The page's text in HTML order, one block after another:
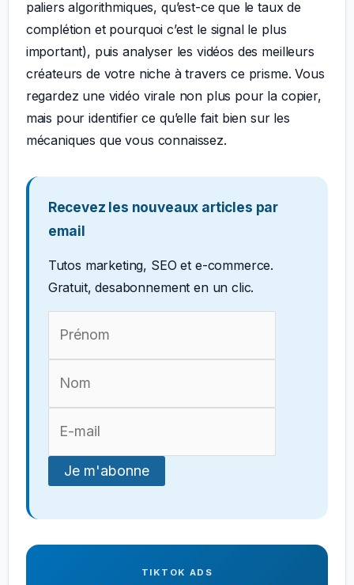
paliers algorithmiques, qu’est-ce que le taux de
complétion et pourquoi c’est le signal le plus
important), puis analyser les vidéos des meilleurs
créateurs de votre niche à travers ce prisme. Vous
regardez une vidéo virale non plus pour la copier,
mais pour identifier ce qu’elle fait bien sur les
mécaniques que vous connaissez.
Recevez les nouveaux articles par
email
Tutos marketing, SEO et e-commerce.
Gratuit, desabonnement en un clic.
TIKTOK ADS